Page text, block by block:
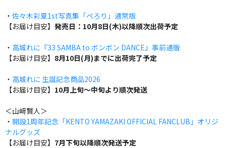
・ 佐々木彩夏1st写真集「ぺろり」通常版
【お届け目安】 発売日：10月8日(木)以降順次出荷予定
・ 高城れに『33 SAMBA to ボンボン DANCE』事前通販
【お届け目安】 8月10日(月)までに出荷完了予定
・ 高城れに 生誕記念商品2026
【お届け目安】 10月上旬～中旬より順次発送
＜山﨑賢人＞
・ 開設1周年記念「KENTO YAMAZAKI OFFICIAL FANCLUB」オリジ
ナルグッズ
【お届け目安】 7月下旬以降順次発送予定